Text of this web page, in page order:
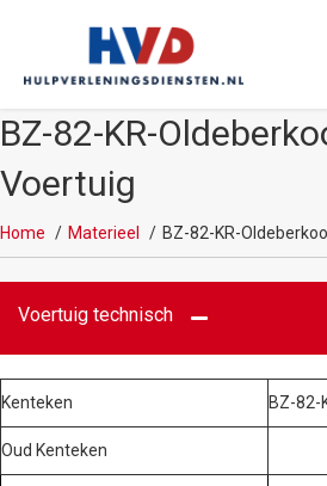
BZ-82-KR-
Voertuig
Home Materieel BZ-82-KR-
Voertuig technisch
Kenteken BZ-82-
Oud Kenteken